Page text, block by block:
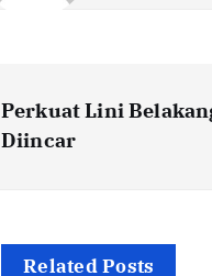
Perkuat Lini
Diincar
Related Posts